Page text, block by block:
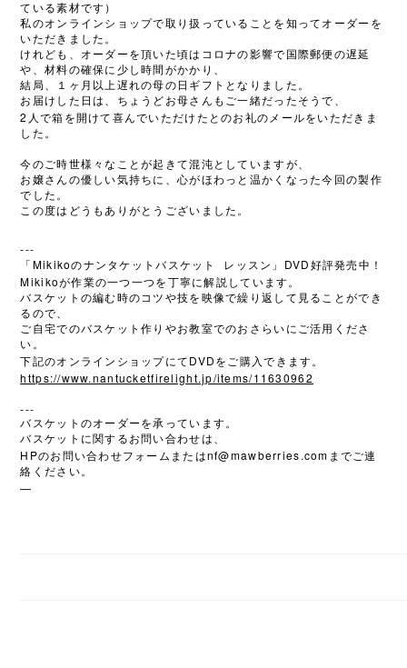
ている素材です）
私のオンラインショップで取り扱っていることを知ってオーダーを
いただきました。
けれども、オーダーを頂いた頃はコロナの影響で国際郵便の遅延
や、材料の確保に少し時間がかかり、
結局、１ヶ月以上遅れの母の日ギフトとなりました。
お届けした日は、ちょうどお母さんもご一緒だったそうで、
2 人で箱を開けて喜んでいただけたとのお礼のメールをいただきま
した。
今のご時世様々なことが起きて混沌としていますが、
お嬢さんの優しい気持ちに、心がほわっと温かくなった今回の製作
でした。
この度はどうもありがとうございました。
---
「 Mikikoのナンタケットバスケット レッスン」 DVD 好評発売中！
Mikikoが作業の一つ一つを丁寧に解説しています。
バスケットの編む時のコツや技を映像で繰り返して見ることができ
るので、
ご自宅でのバスケット作りやお教室でのおさらいにご活用くださ
い。
下記のオンラインショップにて DVD をご購入できます。
https://www.nantucketfirelight.jp/items/11630962
---
バスケットのオーダーを承っています。
バスケットに関するお問い合わせは、
HPのお問い合わせフォームまたはnf@mawberries.com までご連
絡ください。
—